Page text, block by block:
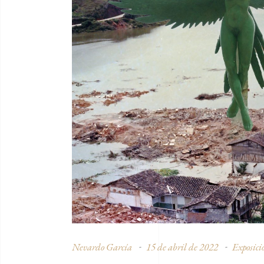
Nevardo García 15 de abril de 2022